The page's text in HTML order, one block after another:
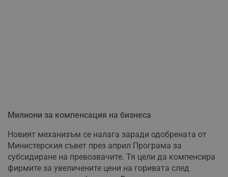
Милиони за компенсация на бизнеса
Новият механизъм се налага заради одобрената от
Министерския съвет през април Програма за
субсидиране на превозвачите. Тя цели да компенсира
фирмите за увеличените цени на горивата след